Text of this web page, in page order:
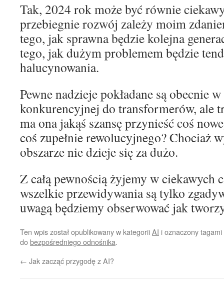
Tak, 2024 rok może być równie
przebiegnie rozwój zależy moim
tego, jak sprawna będzie kolejna
tego, jak dużym problemem będzie
halucynowania.
Pewne nadzieje pokładane są obecnie
konkurencyjnej do transformerów, ale
ma ona jakąś szansę przynieść coś
coś zupełnie rewolucyjnego? Chociaż
obszarze nie dzieje się za dużo.
Z całą pewnością żyjemy w ciekawych
wszelkie przewidywania są tylko
uwagą będziemy obserwować jak
Ten wpis został opublikowany w kategoriiAI i oznaczony tagami
dobezpośredniego odnośnika.
← Jak zacząć przygodę z AI?